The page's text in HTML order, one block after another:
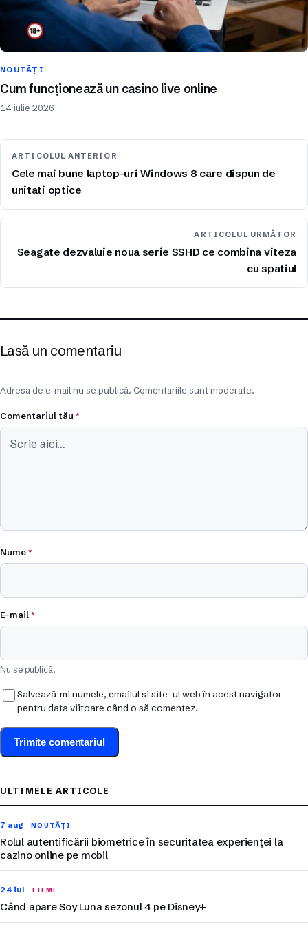
NOUTĂȚI
Cum funcționează un casino live online
14 iulie 2026
ARTICOLUL ANTERIOR
Cele mai bune laptop-uri Windows 8 care dispun de
unitati optice
ARTICOLUL URMĂTOR
Seagate dezvaluie noua serie SSHD ce combina viteza
cu spatiul
Lasă un comentariu
Adresa de e-mail nu se publică. Comentariile sunt moderate.
Comentariul tău *
Nume*
E-mail*
Nu se publică.
Salvează-mi numele, emailul și site-ul web în acest navigator
pentru data viitoare când o să comentez.
ULTIMELE ARTICOLE
7 aug NOUTĂȚI
Rolul autentificării biometrice în securitatea experienței la
cazino online pe mobil
24 iul FILME
Când apare Soy Luna sezonul 4 pe Disney+